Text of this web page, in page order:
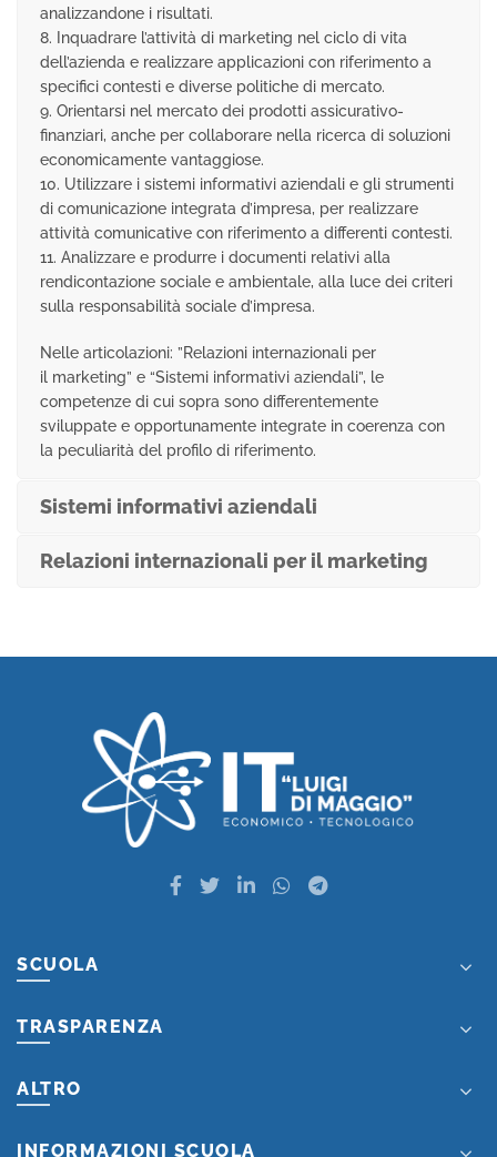
analizzandone i risultati.
8. Inquadrare l’attività di marketing nel ciclo di vita
dell’azienda e realizzare applicazioni con riferimento a
specifici contesti e diverse politiche di mercato.
9. Orientarsi nel mercato dei prodotti assicurativo-
finanziari, anche per collaborare nella ricerca di soluzioni
economicamente vantaggiose.
10. Utilizzare i sistemi informativi aziendali e gli strumenti
di comunicazione integrata d’impresa, per realizzare
attività comunicative con riferimento a differenti contesti.
11. Analizzare e produrre i documenti relativi alla
rendicontazione sociale e ambientale, alla luce dei criteri
sulla responsabilità sociale d’impresa.
Nelle articolazioni: ”Relazioni internazionali per
il marketing” e “Sistemi informativi aziendali”, le
competenze di cui sopra sono differentemente
sviluppate e opportunamente integrate in coerenza con
la peculiarità del profilo di riferimento.
Sistemi informativi aziendali
Relazioni internazionali per il marketing
SCUOLA
TRASPARENZA
ALTRO
INFORMAZIONI SCUOLA